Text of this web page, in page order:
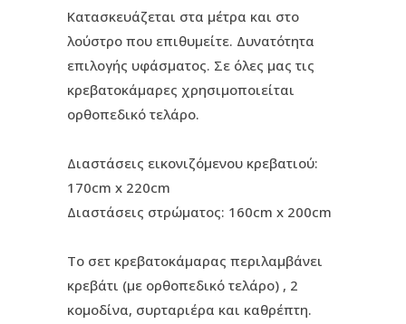
Κατασκευάζεται στα μέτρα και στο
λούστρο που επιθυμείτε. Δυνατότητα
επιλογής υφάσματος. Σε όλες μας τις
κρεβατοκάμαρες χρησιμοποιείται
ορθοπεδικό τελάρο.
Διαστάσεις εικονιζόμενου κρεβατιού:
170cm x 220cm
Διαστάσεις στρώματος: 160cm x 200cm
Το σετ κρεβατοκάμαρας περιλαμβάνει
κρεβάτι (με ορθοπεδικό τελάρο) , 2
κομοδίνα, συρταριέρα και καθρέπτη.